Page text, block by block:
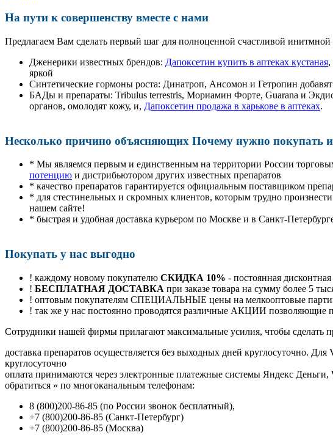
На пути к совершенству вместе с нами
Предлагаем Вам сделать первый шаг для полноценной счастливой
Дженерики известных брендов: Дапоксетин купить в аптеках кустаная,
яркой
Синтетические гормоны роста: Динатроп, Ансомон и Гетропин
БАДы и препараты: Tribulus terrestris, Мориамин Форте, Guarana и
органов, омолодят кожу, и, Дапоксетин продажа в харькове в аптеках.
Несколько причино объясняющих Почему нужно покупать
* Мы являемся первым и единственным на территории России
потенцию и дистрибьютором других известных препаратов
* качество препаратов гарантируется официальным поставщиком
* для стестинельных и скромных клиентов, которым трудно
нашем сайте!
* быстрая и удобная доставка курьером по Москве и в Санкт-
Покупать у нас выгодно
! каждому новому покупателю СКИДКА 10% - постоянная
! БЕСПЛАТНАЯ ДОСТАВКА при заказе товара на сумму более 5
! оптовым покупателям СПЕЦИАЛЬНЫЕ цены на мелкооптовые партии
! так же у нас постоянно проводятся различные АКЦИИ
Cотрудники нашей фирмы прилагают максимальные усилия, чтобы сделать
доставка препаратов осуществляется без выходных дней круглосуточно.
круглосуточно
оплата принимаются через электронные платежные системы Яндекс
обратиться » по многоканальным телефонам:
8 (800)200-86-85 (по России звонок бесплатный),
+7 (800)200-86-85 (Санкт-Петербург)
+7 (800)200-86-85 (Москва)